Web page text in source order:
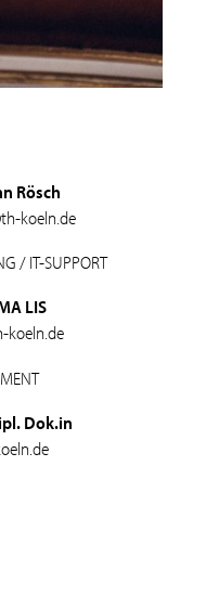
Rösch
koeln.de
/ IT-SUPPORT
LIS
koeln.de
Dok.in